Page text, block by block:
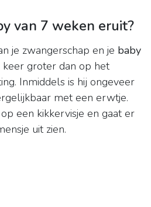
van 7 weken eruit?
je zwangerschap en je baby
groter dan op het
Inmiddels is hij ongeveer
met een erwtje.
een kikkervisje en gaat er
uit zien.